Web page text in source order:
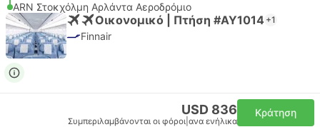
ARN Στοκχόλμη Αρλάντα Αεροδρόμιο
Οικονομικό | Πτήση #AY1014 +1
Finnair
USD 836
Συμπεριλαμβάνονται οι φόροι ανα ενήλικα
Κράτηση